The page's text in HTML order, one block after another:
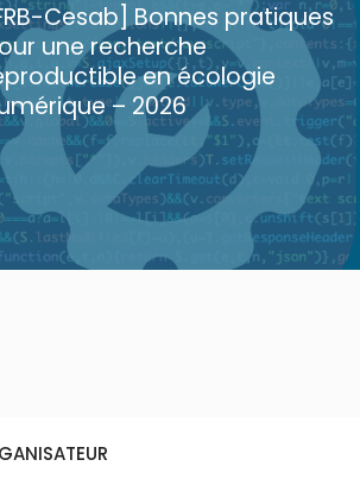
Cesab] Bonnes pratiques
une recherche
en écologie
– 2026